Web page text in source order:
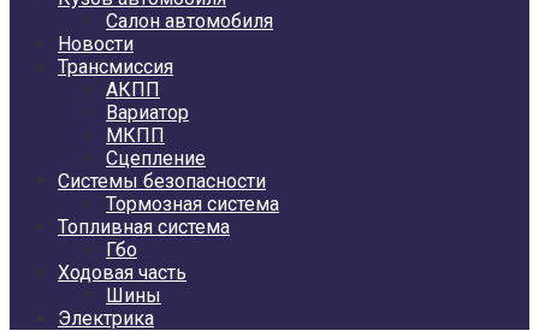
Салон автомобиля
Новости
Трансмиссия
АКПП
Вариатор
МКПП
Сцепление
Системы безопасности
Тормозная система
Топливная система
Гбо
Ходовая часть
Шины
Электрика